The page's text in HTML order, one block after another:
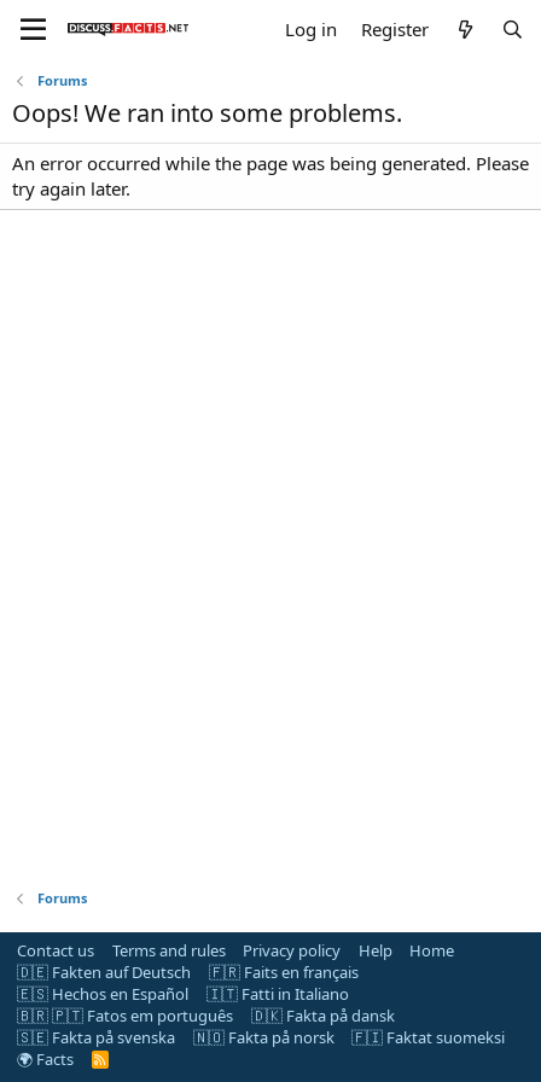
Log in Register
Forums
Oops! We ran into some problems.
An error occurred while the page was being generated. Please
try again later.
Forums
Contact us Terms and rules Privacy policy Help
Home
🇩🇪 Fakten auf Deutsch
🇫🇷 Faits en français
🇪🇸 Hechos en Español
🇮🇹 Fatti in Italiano
🇧🇷 🇵🇹 Fatos em português
🇩🇰 Fakta på dansk
🇸🇪 Fakta på svenska
🇳🇴 Fakta på norsk
🇫🇮 Faktat suomeksi
🌍 Facts
R